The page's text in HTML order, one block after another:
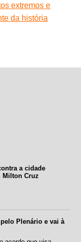
extremos e
da história
a cidade
Milton Cruz
Plenário e vai à